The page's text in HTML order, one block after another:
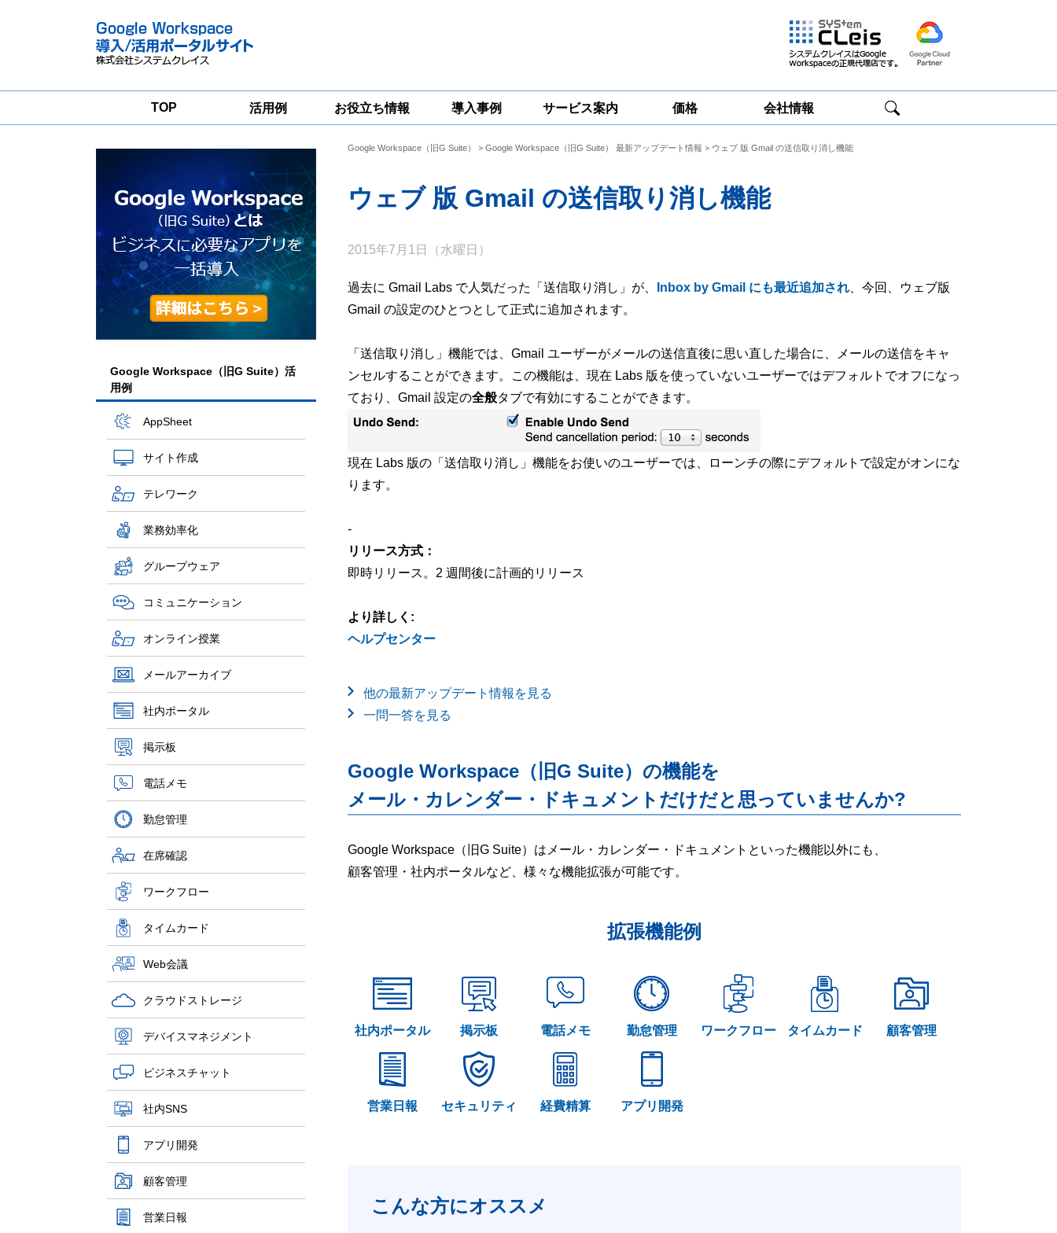
TOP 活用例 お役立ち情報
一問一答 コラム
導入事例 サービス案内
支援サービス
グループウェア
移行支援
Google
対策サービス
Google
Google
Google
Google
価格 会社情報
Google Workspace（旧G Suite）活
用例
AppSheet
サイト作成
テレワーク
業務効率化
グループウェア
コミュニケーション
オンライン授業
メールアーカイブ
社内ポータル
掲示板
電話メモ
勤怠管理
在席確認
ワークフロー
タイムカード
Web会議
クラウドストレージ
デバイスマネジメント
ビジネスチャット
社内SNS
アプリ開発
顧客管理
営業日報
Google Workspace（旧G Suite） > Google Workspace（旧G Suite） 最新アップデート情報 > ウェブ 版 Gmail の送信取り消し機能
ウェブ 版 Gmail の送信取り消し機能
2015年7月1日（水曜日）
過去に Gmail Labs で人気だった「送信取り消し」が、 Inbox by Gmail にも最近追加され 、今回、ウェブ版
Gmail の設定のひとつとして正式に追加されます。
「送信取り消し」機能では、Gmail ユーザーがメールの送信直後に思い直した場合に、メールの送信をキャ
ンセルすることができます。この機能は、現在 Labs 版を使っていないユーザーではデフォルトでオフになっ
ており、Gmail 設定の全般タブで有効にすることができます。
現在 Labs 版の「送信取り消し」機能をお使いのユーザーでは、ローンチの際にデフォルトで設定がオンにな
ります。
-
リリース方式：
即時リリース。2 週間後に計画的リリース
より詳しく:
ヘルプセンター
他の最新アップデート情報を見る
一問一答を見る
Google Workspace（旧G Suite）の機能を
メール・カレンダー・ドキュメントだけだと思っていませんか?
Google Workspace（旧G Suite）はメール・カレンダー・ドキュメントといった機能以外にも、
顧客管理・社内ポータルなど、様々な機能拡張が可能です。
拡張機能例
社内ポータル 掲示板 電話メモ 勤怠管理 ワークフロー タイムカード 顧客管理
営業日報 セキュリティ 経費精算 アプリ開発
こんな方にオススメ